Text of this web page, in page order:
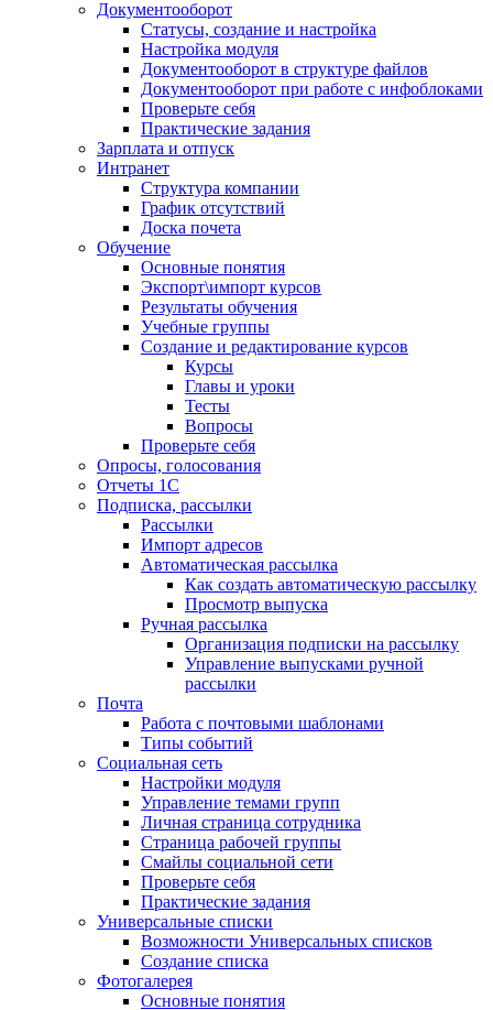
Документооборот
Статусы, создание и настройка
Настройка модуля
Документооборот в структуре файлов
Документооборот при работе с инфоблоками
Проверьте себя
Практические задания
Зарплата и отпуск
Интранет
Структура компании
График отсутствий
Доска почета
Обучение
Основные понятия
Экспорт\импорт курсов
Результаты обучения
Учебные группы
Создание и редактирование курсов
Курсы
Главы и уроки
Тесты
Вопросы
Проверьте себя
Опросы, голосования
Отчеты 1С
Подписка, рассылки
Рассылки
Импорт адресов
Автоматическая рассылка
Как создать автоматическую рассылку
Просмотр выпуска
Ручная рассылка
Организация подписки на рассылку
Управление выпусками ручной
рассылки
Почта
Работа с почтовыми шаблонами
Типы событий
Социальная сеть
Настройки модуля
Управление темами групп
Личная страница сотрудника
Страница рабочей группы
Смайлы социальной сети
Проверьте себя
Практические задания
Универсальные списки
Возможности Универсальных списков
Создание списка
Фотогалерея
Основные понятия